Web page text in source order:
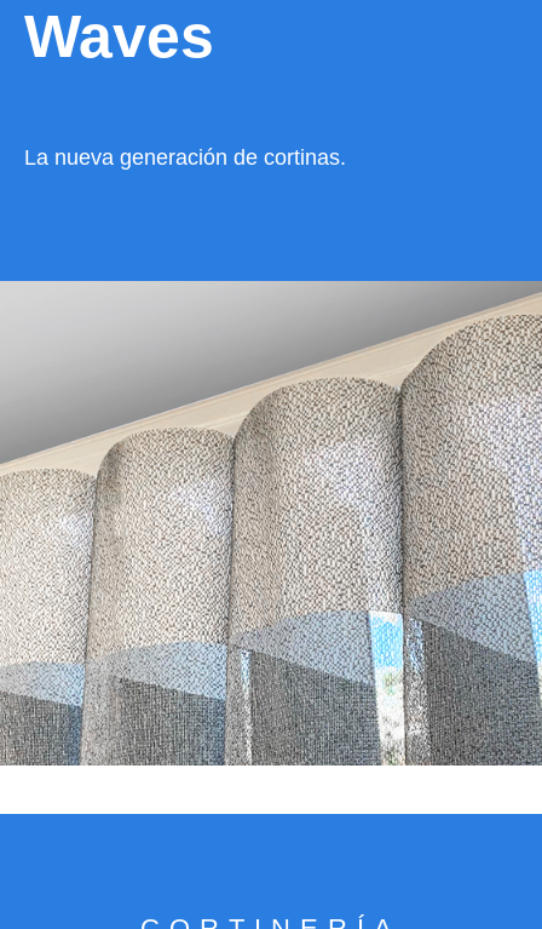
Waves
La nueva generación de cortinas.
VER CATÁLOGO